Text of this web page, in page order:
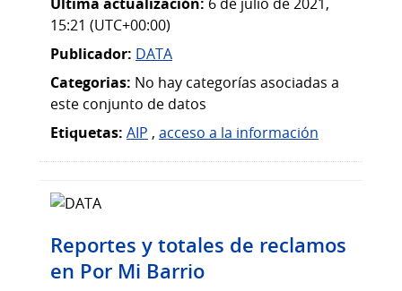
15:21 (UTC+00:00)
Publicador: DATA
Categorias: No hay categorías asociadas a
este conjunto de datos
Etiquetas: AIP , acceso a la información
Reportes y totales de reclamos
en Por Mi Barrio